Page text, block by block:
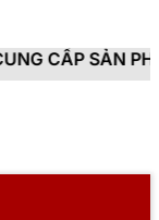
CHÍNH